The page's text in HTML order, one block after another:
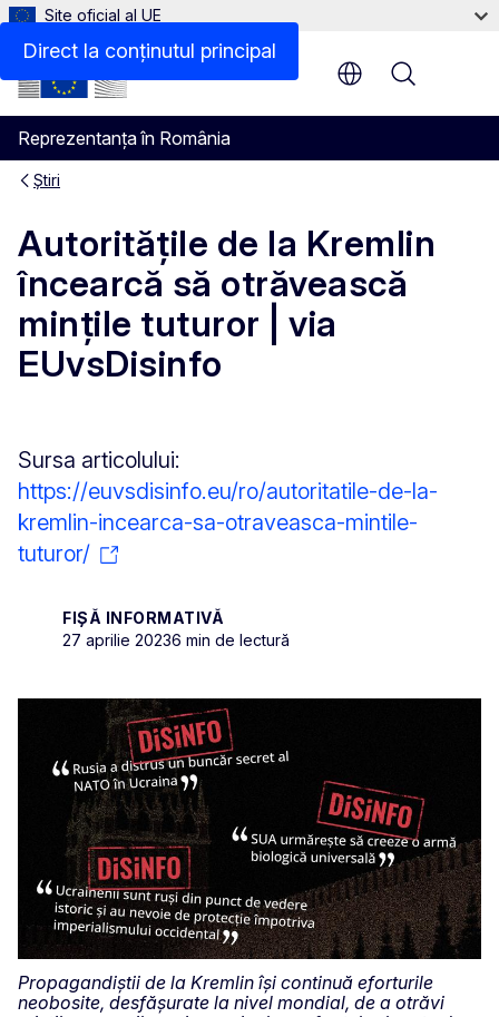
Direct la conținutul principal
Site oficial al UE
Reprezentanța în România
Menu
Știri
Autoritățile de la Kremlin
încearcă să otrăvească
mințile tuturor | via
EUvsDisinfo
Sursa articolului:
https://euvsdisinfo.eu/ro/autoritatile-de-la-
kremlin-incearca-sa-otraveasca-mintile-
tuturor/
FIȘĂ INFORMATIVĂ
27 aprilie 20236 min de lectură
Propagandiștii de la Kremlin își continuă eforturile
neobosite, desfășurate la nivel mondial, de a otrăvi